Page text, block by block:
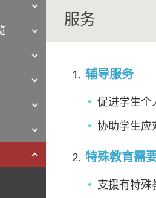
服务
辅导服务
促进学生个
协助学生应
特殊教育需
支援有特殊